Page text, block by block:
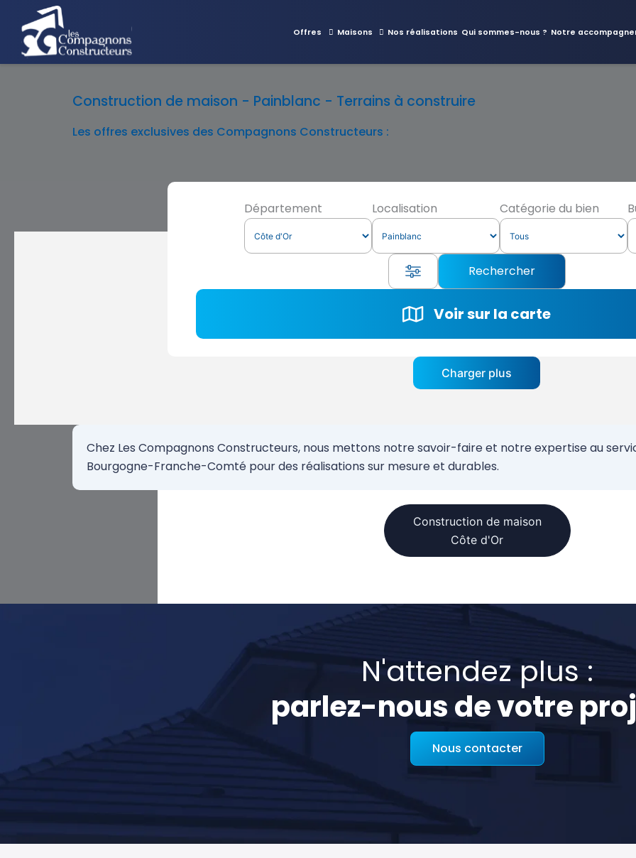
Offres Maisons Nos réalisations Qui sommes-nous ? Notre
Construction de maison - Painblanc - Terrains à construire
Les offres exclusives des Compagnons Constructeurs :
Département Localisation Catégorie du bien
Voir sur la carte
Charger plus
Chez Les Compagnons Constructeurs, nous mettons notre savoir-faire et notre expertise au
Bourgogne-Franche-Comté pour des réalisations sur mesure et durables.
Construction de maison
Côte d'Or
N'attendez plus :
parlez-nous de votre
Nous contacter